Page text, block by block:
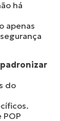
há
apenas
padronizar
do